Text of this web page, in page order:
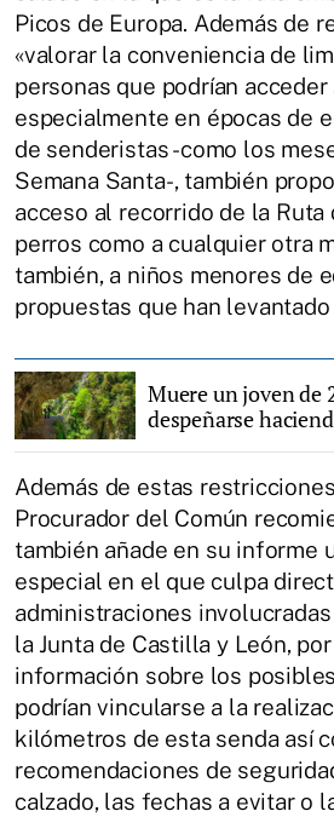
Picos de Europa. Además de
«valorar la conveniencia de
personas que podrían acceder
especialmente en épocas de
de senderistas -como los
Semana Santa-, también
acceso al recorrido de la Ruta
perros como a cualquier otra
también, a niños menores de
propuestas que han
Muere un joven de
despeñarse
Además de estas
Procurador del Común
también añade en su informe
especial en el que culpa
administraciones
la Junta de Castilla y León,
información sobre los
podrían vincularse a la
kilómetros de esta senda así
recomendaciones de
calzado, las fechas a evitar o